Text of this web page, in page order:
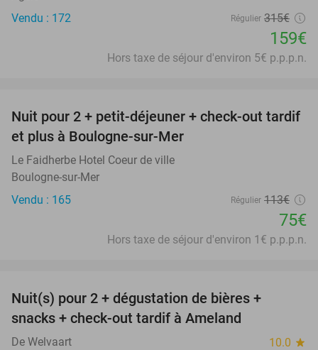
Vendu : 172
Régulier 315€
159€
Hors taxe de séjour d'environ 5€ p.p.p.n.
34%
Nuit pour 2 + petit-déjeuner + check-out tardif
et plus à Boulogne-sur-Mer
Le Faidherbe Hotel Coeur de ville
Boulogne-sur-Mer
Vendu : 165
Régulier 113€
75€
Hors taxe de séjour d'environ 1€ p.p.p.n.
Nuit(s) pour 2 + dégustation de bières +
snacks + check-out tardif à Ameland
De Welvaart 10.0 star